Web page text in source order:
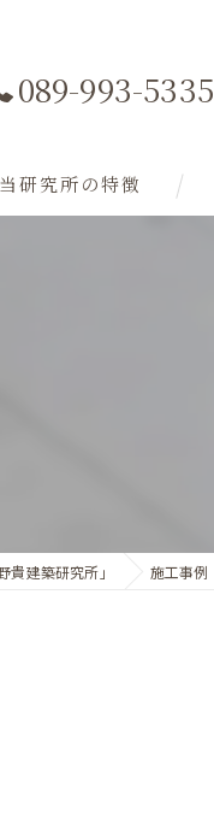
089-993-5335
当研究所の特徴
貴建築研究所」 施工事例